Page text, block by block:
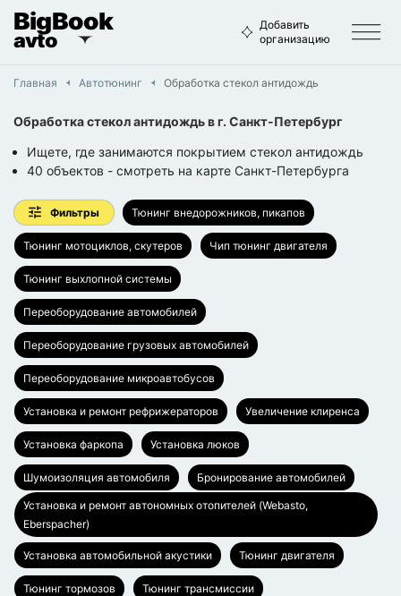
BigBook
avto
Добавить
организацию
Главная Автотюнинг Обработка стекол антидождь
Обработка стекол антидождьв г. Санкт-Петербург
Ищете, где занимаются покрытием стекол антидождь
40 объектов - смотреть на карте Санкт-Петербурга
Фильтры Тюнинг внедорожников, пикапов
Тюнинг мотоциклов, скутеров Чип тюнинг двигателя
Тюнинг выхлопной системы
Переоборудование автомобилей
Переоборудование грузовых автомобилей
Переоборудование микроавтобусов
Установка и ремонт рефрижераторов Увеличение клиренса
Установка фаркопа Установка люков
Шумоизоляция автомобиля Бронирование автомобилей
Установка и ремонт автономных отопителей (Webasto,
Eberspacher)
Установка автомобильной акустики Тюнинг двигателя
Тюнинг тормозов Тюнинг трансмиссии